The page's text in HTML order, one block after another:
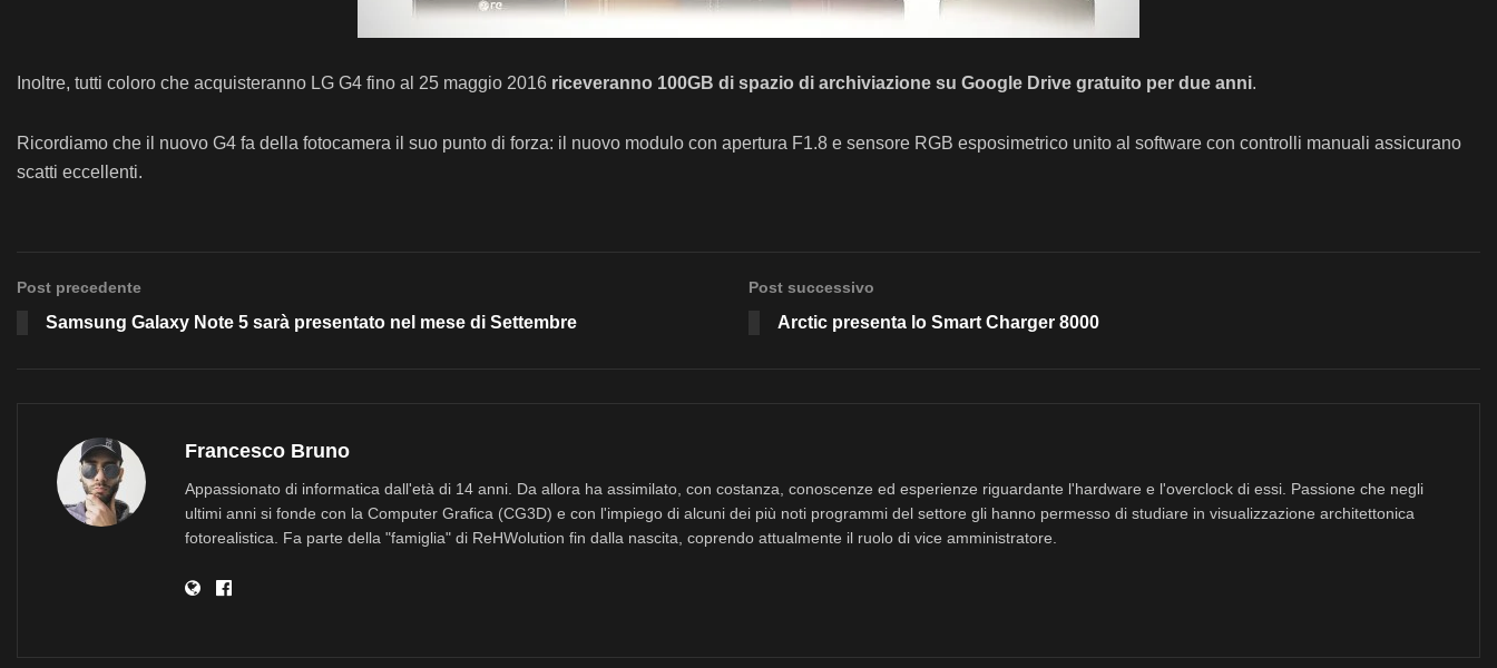
Inoltre, tutti coloro che acquisteranno LG G4 fino al 25 maggio 2016 riceveranno 100GB di spazio di archiviazione su Google Drive gratuito per due anni.
Ricordiamo che il nuovo G4 fa della fotocamera il suo punto di forza: il nuovo modulo con apertura F1.8 e sensore RGB esposimetrico unito al software con controlli manuali assicurano
scatti eccellenti.
Post precedente
Samsung Galaxy Note 5 sarà presentato nel mese di Settembre
Post successivo
Arctic presenta lo Smart Charger 8000
Francesco Bruno
Appassionato di informatica dall'età di 14 anni. Da allora ha assimilato, con costanza, conoscenze ed esperienze riguardante l'hardware e l'overclock di essi. Passione che negli
ultimi anni si fonde con la Computer Grafica (CG3D) e con l'impiego di alcuni dei più noti programmi del settore gli hanno permesso di studiare in visualizzazione architettonica
fotorealistica. Fa parte della "famiglia" di ReHWolution fin dalla nascita, coprendo attualmente il ruolo di vice amministratore.